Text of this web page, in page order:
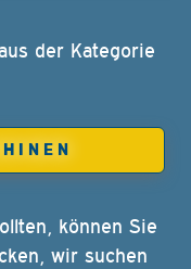
der Kategorie
können Sie
wir suchen